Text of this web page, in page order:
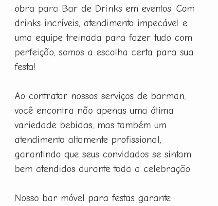
obra para Bar de Drinks em eventos. Com
drinks incríveis, atendimento impecável e
uma equipe treinada para fazer tudo com
perfeição, somos a escolha certa para sua
festa!
Ao contratar nossos serviços de barman,
você encontra não apenas uma ótima
variedade bebidas, mas também um
atendimento altamente profissional,
garantindo que seus convidados se sintam
bem atendidos durante toda a celebração.
Nosso bar móvel para festas garante